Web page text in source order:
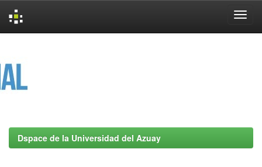
Dspace de la Universidad del Azuay